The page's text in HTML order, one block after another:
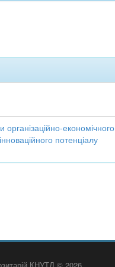
організаційно-економічного
потенціалу